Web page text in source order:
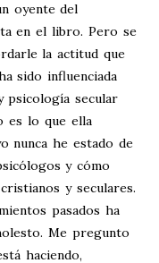
oyente del
en el libro. Pero se
la actitud que
sido influenciada
psicología secular
es lo que ella
nunca he estado de
y cómo
y seculares.
pasados ha
Me pregunto
haciendo,